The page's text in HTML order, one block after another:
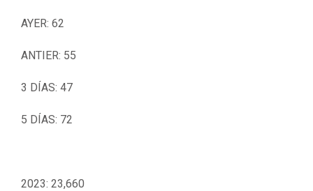
AYER: 62
ANTIER: 55
3 DÍAS: 47
5 DÍAS: 72
2023: 23,660